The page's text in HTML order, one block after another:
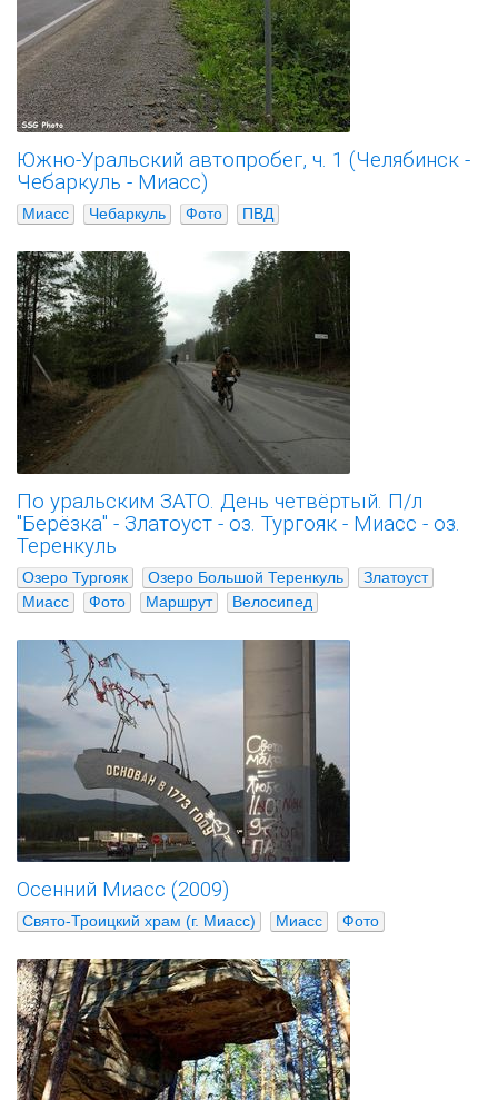
Южно-Уральский автопробег, ч. 1 (Челябинск -
Чебаркуль - Миасс)
Миасс Чебаркуль Фото ПВД
По уральским ЗАТО. День четвёртый. П/л
"Берёзка" - Златоуст - оз. Тургояк - Миасс - оз.
Теренкуль
Озеро Тургояк Озеро Большой Теренкуль
Златоуст
Миасс
Фото Маршрут Велосипед
Осенний Миасс (2009)
Свято-Троицкий храм (г. Миасс) Миасс Фото